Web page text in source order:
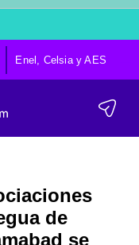
Enel, Celsia y AES
de
se